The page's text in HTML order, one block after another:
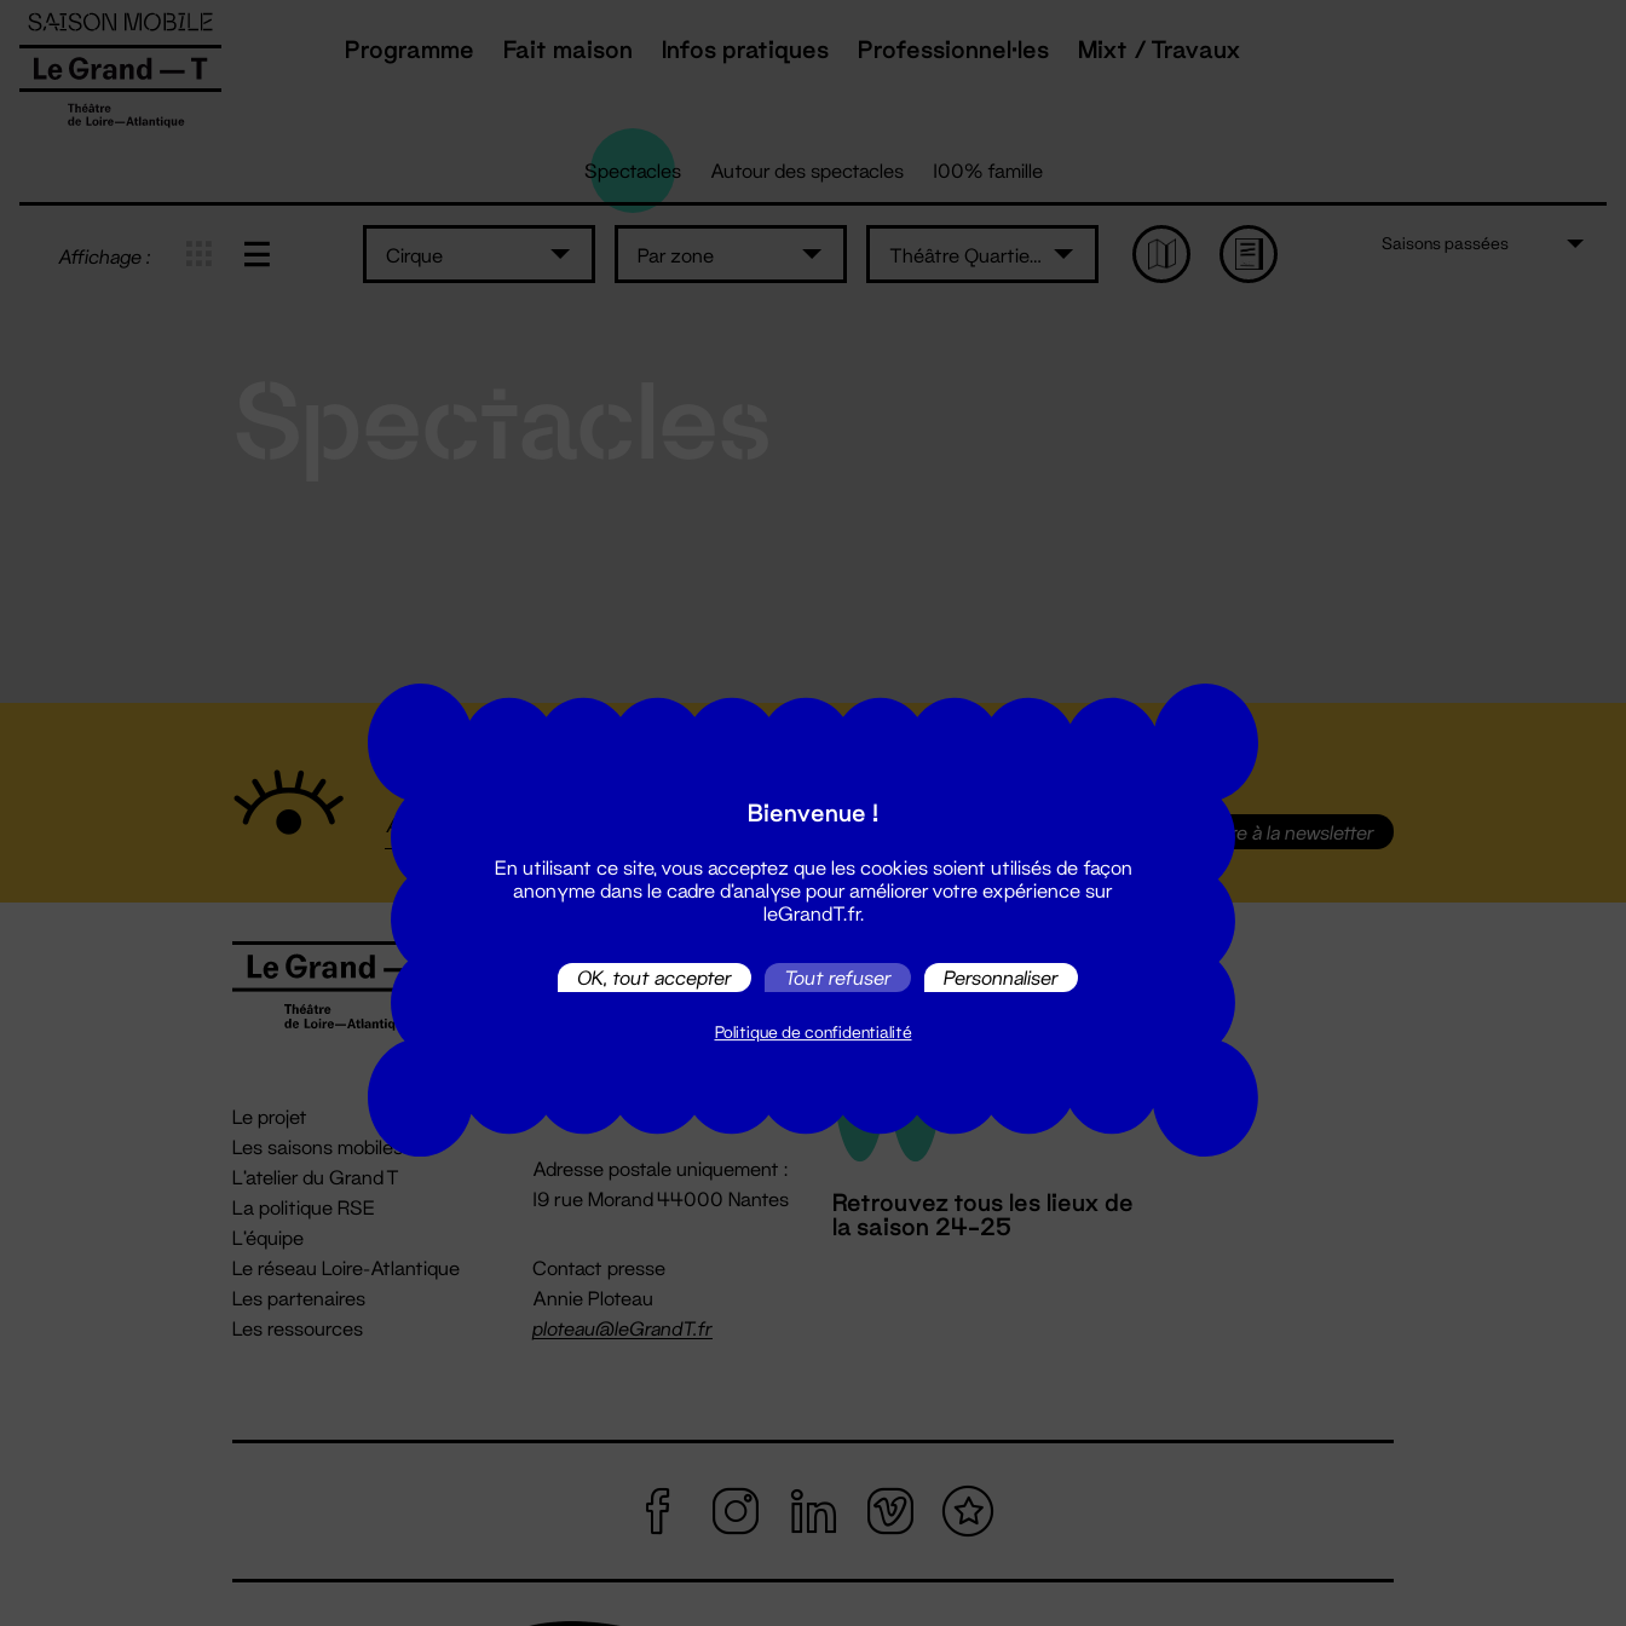
Programme Fait maison Infos pratiques Professionnel·les Mixt / Travaux
Spectacles Autour des spectacles 100% famille
Affichage : Cirque Par zone Théâtre Quartier Libre
Saisons passées
S'inscrire à la newsletter
Le projet
Les saisons mobiles
L'atelier du Grand T
La politique RSE
L'équipe
Le réseau Loire-Atlantique
Les partenaires
Les ressources
02 51 88 25 25
Du lundi au vendredi 14h → 18h
Adresse postale uniquement :
19 rue Morand 44000 Nantes
Contact presse
Annie Ploteau
ploteau@leGrandT.fr
Retrouvez tous les lieux de
la saison 24-25
Panneau de gestion des cookies
Bienvenue !
En utilisant ce site, vous acceptez que les cookies soient utilisés de façon
anonyme dans le cadre d'analyse pour améliorer votre expérience sur
leGrandT.fr.
OK, tout accepter Tout refuser Personnaliser
Politique de confidentialité